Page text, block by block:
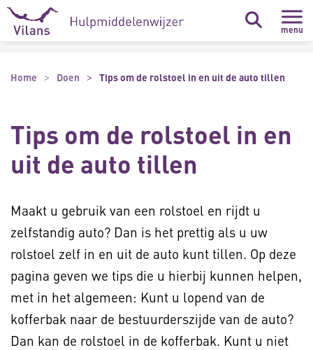
Naar hoofdinhoud
Naar footer
menu
Home Doen Tips om de rolstoel in en uit de auto tillen
Tips om de rolstoel in en
uit de auto tillen
Maakt u gebruik van een rolstoel en rijdt u
zelfstandig auto? Dan is het prettig als u uw
rolstoel zelf in en uit de auto kunt tillen. Op deze
pagina geven we tips die u hierbij kunnen helpen,
met in het algemeen: Kunt u lopend van de
kofferbak naar de bestuurderszijde van de auto?
Dan kan de rolstoel in de kofferbak. Kunt u niet